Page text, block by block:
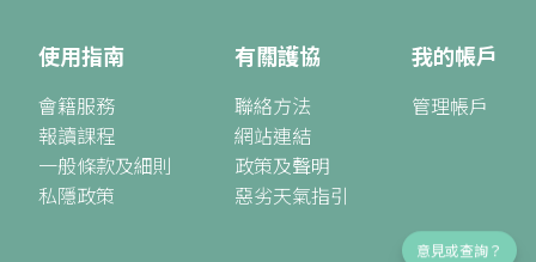
使用指南
會籍服務
報讀課程
一般條款及細則
私隱政策
有關護協
聯絡方法
網站連結
政策及聲明
惡劣天氣指引
我的帳戶
管理帳戶
意見或查詢？